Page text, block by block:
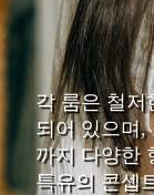
각 룸은 철저
되어 있으며,
까지 다양한
특유의 콘셉